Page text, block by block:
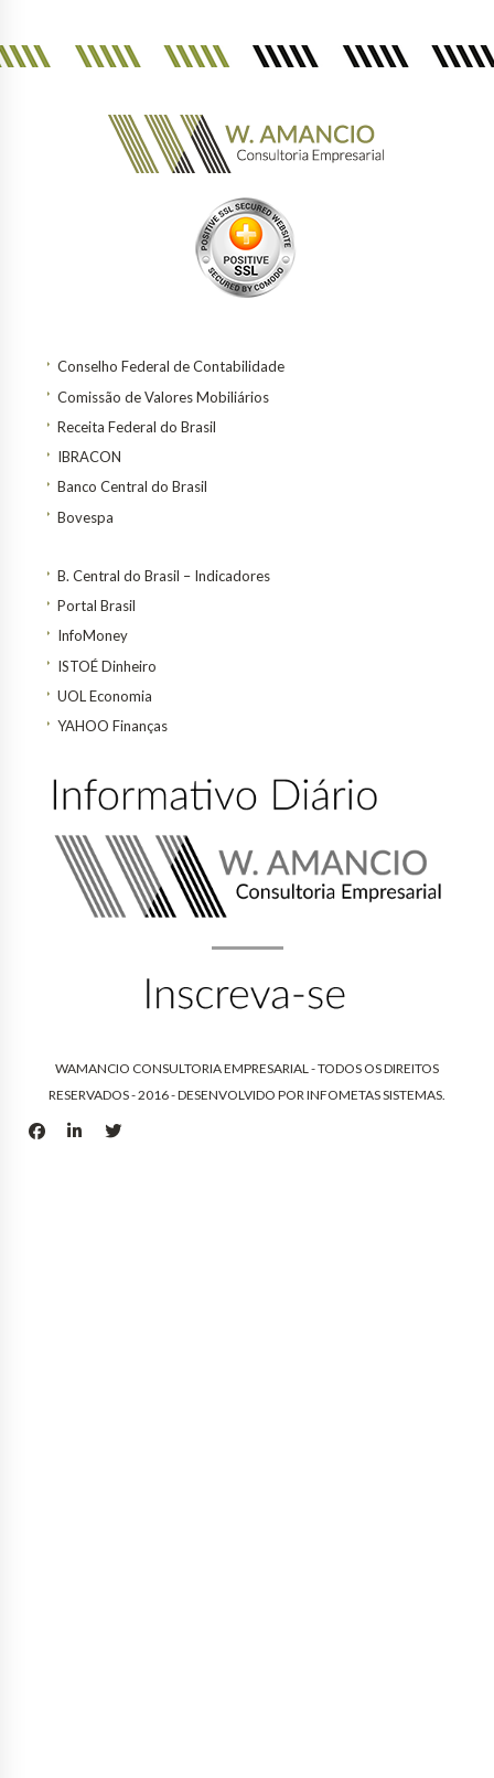
Conselho Federal de Contabilidade
Comissão de Valores Mobiliários
Receita Federal do Brasil
IBRACON
Banco Central do Brasil
Bovespa
B. Central do Brasil – Indicadores
Portal Brasil
InfoMoney
ISTOÉ Dinheiro
UOL Economia
YAHOO Finanças
WAMANCIO CONSULTORIA EMPRESARIAL - TODOS OS DIREITOS
RESERVADOS - 2016 - DESENVOLVIDO PORINFOMETAS SISTEMAS.